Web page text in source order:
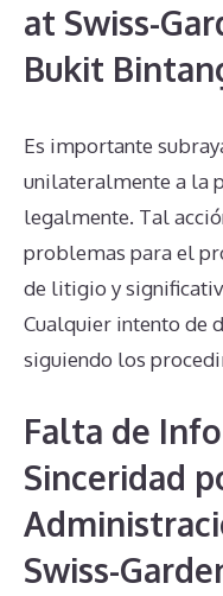
at Swiss-
Bukit
Es importante
unilateralmente a la
legalmente. Tal
problemas para el
de litigio y
Cualquier intento de
siguiendo los
Falta de
Sinceridad
Swiss-